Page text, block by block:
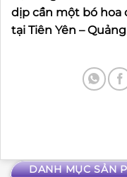
DANH MỤC SẢN
dịp cần một bó hoa
tại Tiên Yên –